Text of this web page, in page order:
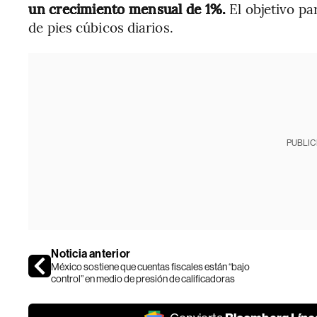
un crecimiento mensual de 1%. El objetivo
de pies cúbicos diarios.
Noticia anterior
México sostiene que cuentas fiscales están “bajo
control” en medio de presión de calificadoras